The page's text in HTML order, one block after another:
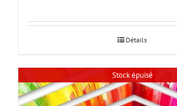
Détails
Stock épuisé